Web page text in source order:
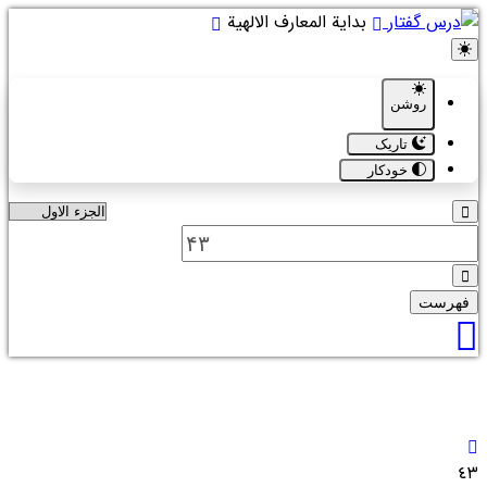
بدایة المعارف الالهیة
روشن
تاریک
فهرست
٤٣